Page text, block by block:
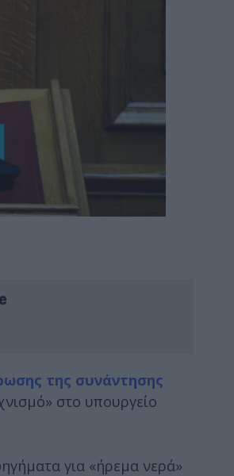
της συνάντησης
στο υπουργείο
για «ήρεμα νερά»